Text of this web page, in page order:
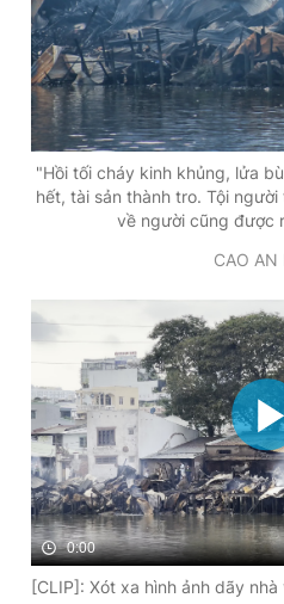
"Hồi tối cháy kinh khủng, lửa
hết, tài sản thành tro. Tội
về người cũng được
CAO AN
0:00
[CLIP]: Xót xa hình ảnh dãy